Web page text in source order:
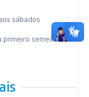
sábados
primeiro semestre